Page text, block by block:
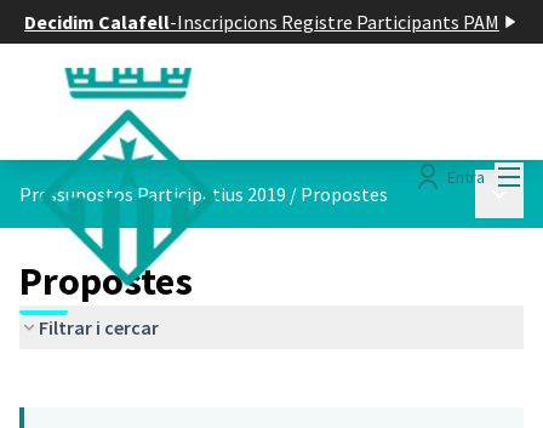
Decidim Calafell-Inscripcions Registre Participants PAM
Entra
Pressupostos Participatius 2019 / Propostes
Propostes
Filtrar i cercar